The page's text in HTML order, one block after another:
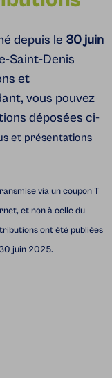
depuis le 30 juin
Saint-Denis
et
vous pouvez
déposées ci-
et présentations
via un coupon T
et non à celle du
ont été publiées
juin 2025.